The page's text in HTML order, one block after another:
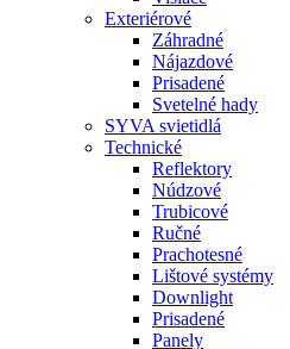
Exteriérové
Záhradné
Nájazdové
Prisadené
Svetelné hady
SYVA svietidlá
Technické
Reflektory
Núdzové
Trubicové
Ručné
Prachotesné
Lištové systémy
Downlight
Prisadené
Panely